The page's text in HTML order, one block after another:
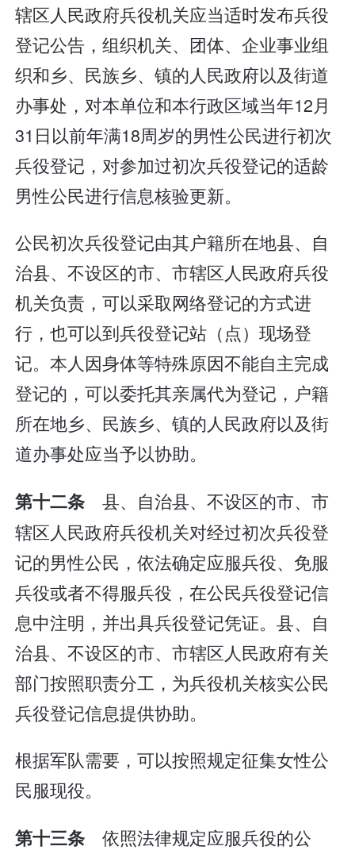
辖区人民政府兵役机关应当适时发布兵役
登记公告，组织机关、团体、企业事业组
织和乡、民族乡、镇的人民政府以及街道
办事处，对本单位和本行政区域当年12月
31日以前年满18周岁的男性公民进行初次
兵役登记，对参加过初次兵役登记的适龄
男性公民进行信息核验更新。
公民初次兵役登记由其户籍所在地县、自
治县、不设区的市、市辖区人民政府兵役
机关负责，可以采取网络登记的方式进
行，也可以到兵役登记站（点）现场登
记。本人因身体等特殊原因不能自主完成
登记的，可以委托其亲属代为登记，户籍
所在地乡、民族乡、镇的人民政府以及街
道办事处应当予以协助。
第十二条 县、自治县、不设区的市、市
辖区人民政府兵役机关对经过初次兵役登
记的男性公民，依法确定应服兵役、免服
兵役或者不得服兵役，在公民兵役登记信
息中注明，并出具兵役登记凭证。县、自
治县、不设区的市、市辖区人民政府有关
部门按照职责分工，为兵役机关核实公民
兵役登记信息提供协助。
根据军队需要，可以按照规定征集女性公
民服现役。
第十三条 依照法律规定应服兵役的公